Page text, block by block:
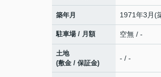
築年月 1971年3月(
駐車場 / 月額 空無 / -
土地
(敷金 / 保証金)
- / -